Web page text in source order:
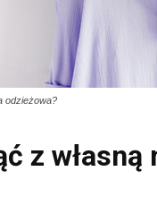
odzieżowa?
z